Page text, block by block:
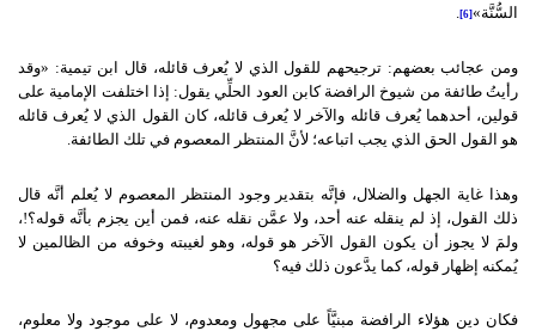
السُّنَّة»[6]
.
ومن عجائب بعضهم: ترجيحهم للقول الذي لا يُعرف قائله، قال ابن تيمية: «وقد
رأيتُ طائفة من شيوخ الرافضة كابن العود الحلِّي يقول: إذا اختلفت الإمامية على
قولين، أحدهما يُعرف قائله والآخر لا يُعرف قائله، كان القول الذي لا يُعرف قائله
هو القول الحق الذي يجب اتباعه؛ لأنَّ المنتظر المعصوم في تلك الطائفة.
وهذا غاية الجهل والضلال، فإنَّه بتقدير وجود المنتظر المعصوم لا يُعلم أنَّه قال
ذلك القول، إذ لم ينقله عنه أحد، ولا عمَّن نقله عنه، فمن أين يجزم بأنَّه قوله؟!،
ولمَ لا يجوز أن يكون القول الآخر هو قوله، وهو لغيبته وخوفه من الظالمين لا
يُمكنه إظهار قوله، كما يدَّعون ذلك فيه؟
فكان دين هؤلاء الرافضة مبنيَّاً على مجهول ومعدوم، لا على موجود ولا معلوم،